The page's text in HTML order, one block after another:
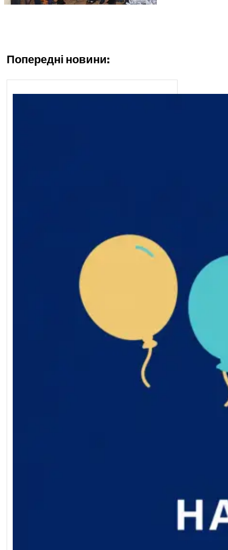
Попередні новини: